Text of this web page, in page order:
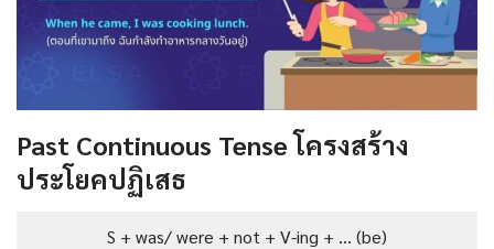
Past Continuous Tense โครงสร้าง
ประโยคปฏิเสธ
S + was/ were + not + V-ing + … (be)